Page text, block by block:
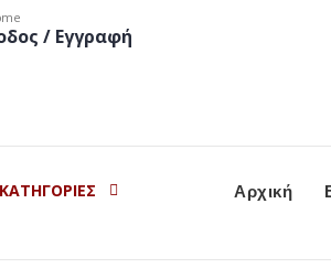
/ Εγγραφή
ΚΑΤΗΓΟΡΙΕΣ Αρχική